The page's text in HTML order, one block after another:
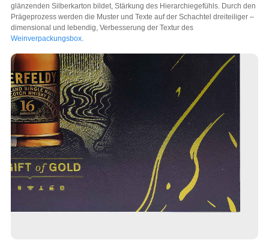
glänzenden Silberkarton bildet, Stärkung des Hierarchiegefühls. Durch den
Prägeprozess werden die Muster und Texte auf der Schachtel dreiteiliger –
dimensional und lebendig, Verbesserung der Textur des
Weinverpackungsbox.